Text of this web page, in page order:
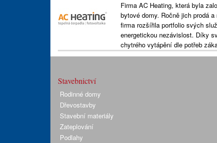
Firma AC Heating, která byla
bytové domy. Ročně jich prodá
firma rozšířila portfolio svých
energetickou nezávislost. Díky
chytrého vytápění dle potřeb
Stavebnictví
Rodinné domy
Dřevostavby
Stavební materiály
Zateplování
Podlahy